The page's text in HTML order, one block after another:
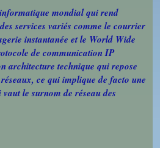
FOLIOS
Web
et Linux
Arts
Plastiques
Auteur en
résidence
de parents
mondial qui rend
services variés comme le courrier
instantanée et le World Wide
de communication IP
architecture technique qui repose
ce qui implique de facto une
le surnom de réseau des